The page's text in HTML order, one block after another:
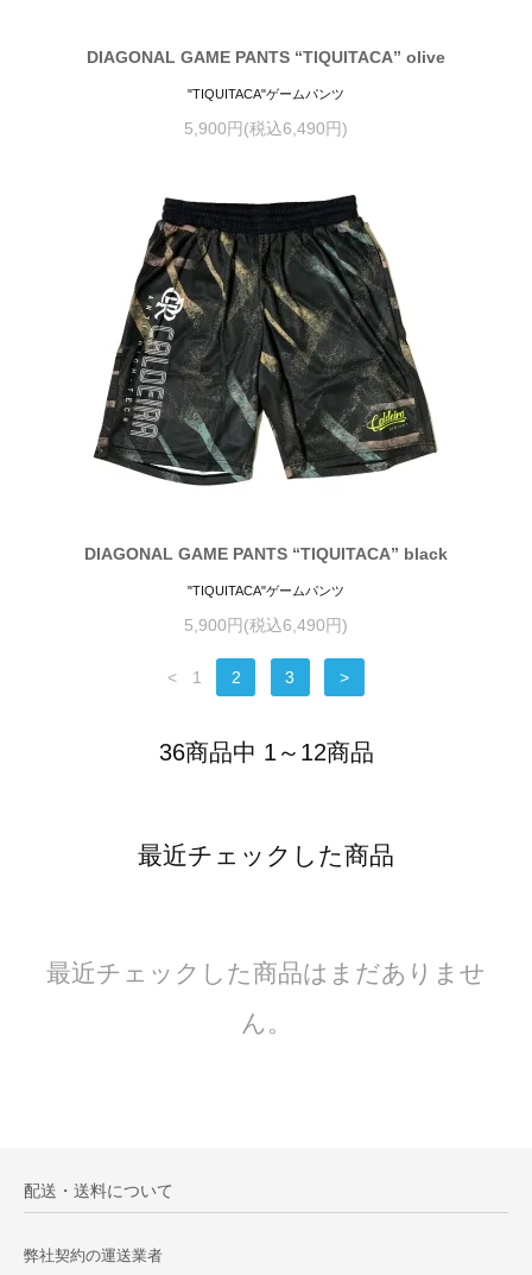
DIAGONAL GAME PANTS “TIQUITACA” olive
"TIQUITACA"ゲームパンツ
5,900円(税込6,490円)
DIAGONAL GAME PANTS “TIQUITACA” black
"TIQUITACA"ゲームパンツ
5,900円(税込6,490円)
< 1 2 3 >
36商品中 1～12商品
最近チェックした商品
最近チェックした商品はまだありませ
ん。
配送・送料について
弊社契約の運送業者